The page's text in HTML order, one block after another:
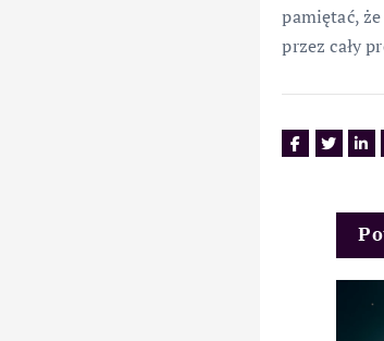
pamiętać,
przez cały